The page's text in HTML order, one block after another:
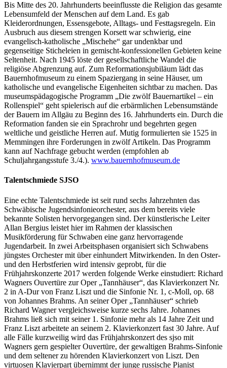
Bis Mitte des 20. Jahrhunderts beeinflusste die Religion das gesamte
Lebensumfeld der Menschen auf dem Land. Es gab
Kleiderordnungen, Essensgebote, Alltags- und Festtagsregeln. Ein
Ausbruch aus diesem strengen Korsett war schwierig, eine
evangelisch-katholische „Mischehe“ gar undenkbar und
gegenseitige Sticheleien in gemischt-konfessionellen Gebieten keine
Seltenheit. Nach 1945 löste der gesellschaftliche Wandel die
religiöse Abgrenzung auf. Zum Reformationsjubiläum lädt das
Bauernhofmuseum zu einem Spaziergang in seine Häuser, um
katholische und evangelische Eigenheiten sichtbar zu machen. Das
museumspädagogische Programm „Die zwölf Bauernartikel – ein
Rollenspiel“ geht spielerisch auf die erbärmlichen Lebensumstände
der Bauern im Allgäu zu Beginn des 16. Jahrhunderts ein. Durch die
Reformation fanden sie ein Sprachrohr und begehrten gegen
weltliche und geistliche Herren auf. Mutig formulierten sie 1525 in
Memmingen ihre Forderungen in zwölf Artikeln. Das Programm
kann auf Nachfrage gebucht werden (empfohlen ab
Schuljahrgangsstufe 3./4.). www.bauernhofmuseum.de
Talentschmiede SJSO
Eine echte Talentschmiede ist seit rund sechs Jahrzehnten das
Schwäbische Jugendsinfonieorchester, aus dem bereits viele
bekannte Solisten hervorgegangen sind. Der künstlerische Leiter
Allan Bergius leistet hier im Rahmen der klassischen
Musikförderung für Schwaben eine ganz hervorragende
Jugendarbeit. In zwei Arbeitsphasen organisiert sich Schwabens
jüngstes Orchester mit über einhundert Mitwirkenden. In den Oster-
und den Herbstferien wird intensiv geprobt, für die
Frühjahrskonzerte 2017 werden folgende Werke einstudiert: Richard
Wagners Ouvertüre zur Oper „Tannhäuser“, das Klavierkonzert Nr.
2 in A-Dur von Franz Liszt und die Sinfonie Nr. 1, c-Moll, op. 68
von Johannes Brahms. An seiner Oper „Tannhäuser“ schrieb
Richard Wagner vergleichsweise kurze sechs Jahre. Johannes
Brahms ließ sich mit seiner 1. Sinfonie mehr als 14 Jahre Zeit und
Franz Liszt arbeitete an seinem 2. Klavierkonzert fast 30 Jahre. Auf
alle Fälle kurzweilig wird das Frühjahrskonzert des sjso mit
Wagners gern gespielter Ouvertüre, der gewaltigen Brahms-Sinfonie
und dem seltener zu hörenden Klavierkonzert von Liszt. Den
virtuosen Klavierpart übernimmt der junge russische Pianist